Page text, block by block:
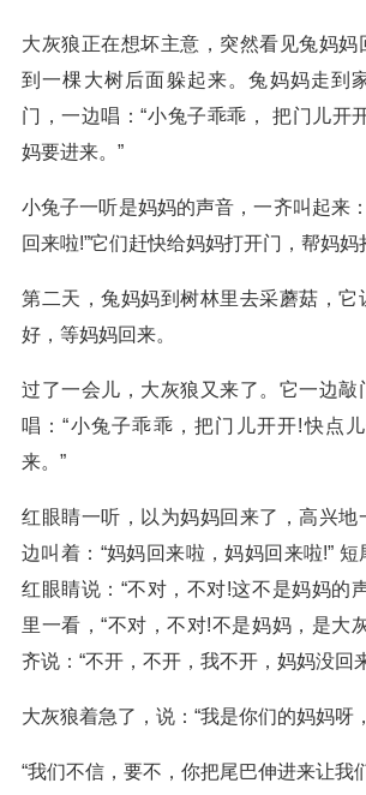
大灰狼正在想坏主意，突然看见兔妈妈
到一棵大树后面躲起来。兔妈妈走到
门，一边唱：“小兔子乖乖， 把门儿开
妈要进来。”
小兔子一听是妈妈的声音，一齐叫起来
回来啦!”它们赶快给妈妈打开门，帮妈妈
第二天，兔妈妈到树林里去采蘑菇，它
好，等妈妈回来。
过了一会儿，大灰狼又来了。它一边敲
唱：“小兔子乖乖，把门儿开开!快点
来。”
红眼睛一听，以为妈妈回来了，高兴地
边叫着：“妈妈回来啦，妈妈回来啦!”
红眼睛说：“不对，不对!这不是妈妈的
里一看，“不对，不对!不是妈妈，是大
齐说：“不开，不开，我不开，妈妈没回
大灰狼着急了，说：“我是你们的妈妈呀
“我们不信，要不，你把尾巴伸进来让我